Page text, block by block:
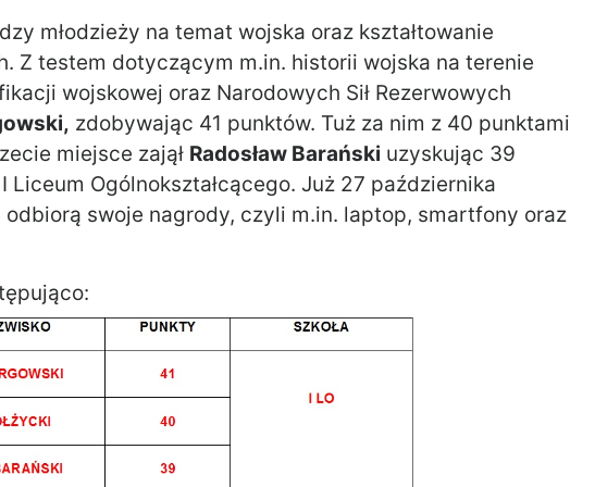
młodzieży na temat wojska oraz kształtowanie
Z testem dotyczącym m.in. historii wojska na terenie
wojskowej oraz Narodowych Sił Rezerwowych
zdobywając 41 punktów. Tuż za nim z 40 punktami
miejsce zajął Radosław Barański uzyskując 39
Ogólnokształcącego. Już 27 października
swoje nagrody, czyli m.in. laptop, smartfony oraz